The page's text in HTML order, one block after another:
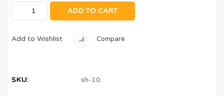
ADD TO CART
Add to Wishlist Compare
SKU: sh-10